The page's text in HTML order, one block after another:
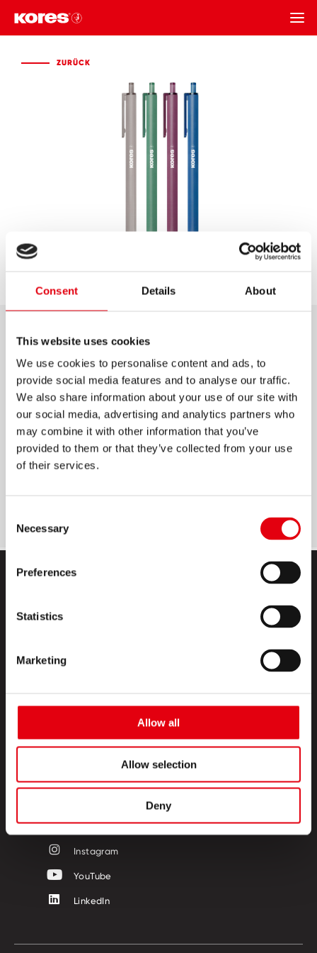
Consent Details About
This website uses cookies
We use cookies to personalise content and ads, to
provide social media features and to analyse our traffic.
We also share information about your use of our site with
our social media, advertising and analytics partners who
may combine it with other information that you’ve
provided to them or that they’ve collected from your use
of their services.
Selection
Necessary
Preferences
Statistics
Marketing
Allow all
Allow selection
Deny
ZURÜCK
KLICK KUGELSCHREIBER
Eleganter Druckkugelschreiber mit
ergonomischem Dreikantschaft
4 zeitlose Schaftfarben: Grau, Grün, Lila, Blau
Semi-Gel-Tinte, mit der Geschmeidigkeit eines
Gelstifts und der Haltbarkeit eines
PRODUKTE
FOLGE UNS
Facebook
Instagram
YouTube
LinkedIn